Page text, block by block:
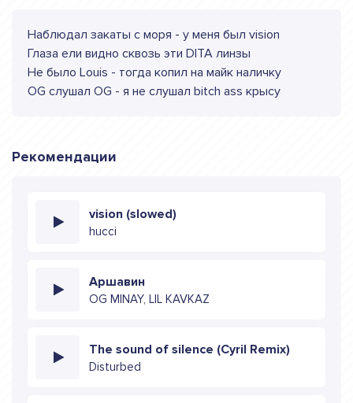
Наблюдал закаты с моря - у меня был vision
Глаза ели видно сквозь эти DITA линзы
Не было Louis - тогда копил на майк наличку
OG слушал OG - я не слушал bitch ass крысу
Рекомендации
vision (slowed)
hucci
Аршавин
OG MINAY, LIL KAVKAZ
The sound of silence (Cyril Remix)
Disturbed